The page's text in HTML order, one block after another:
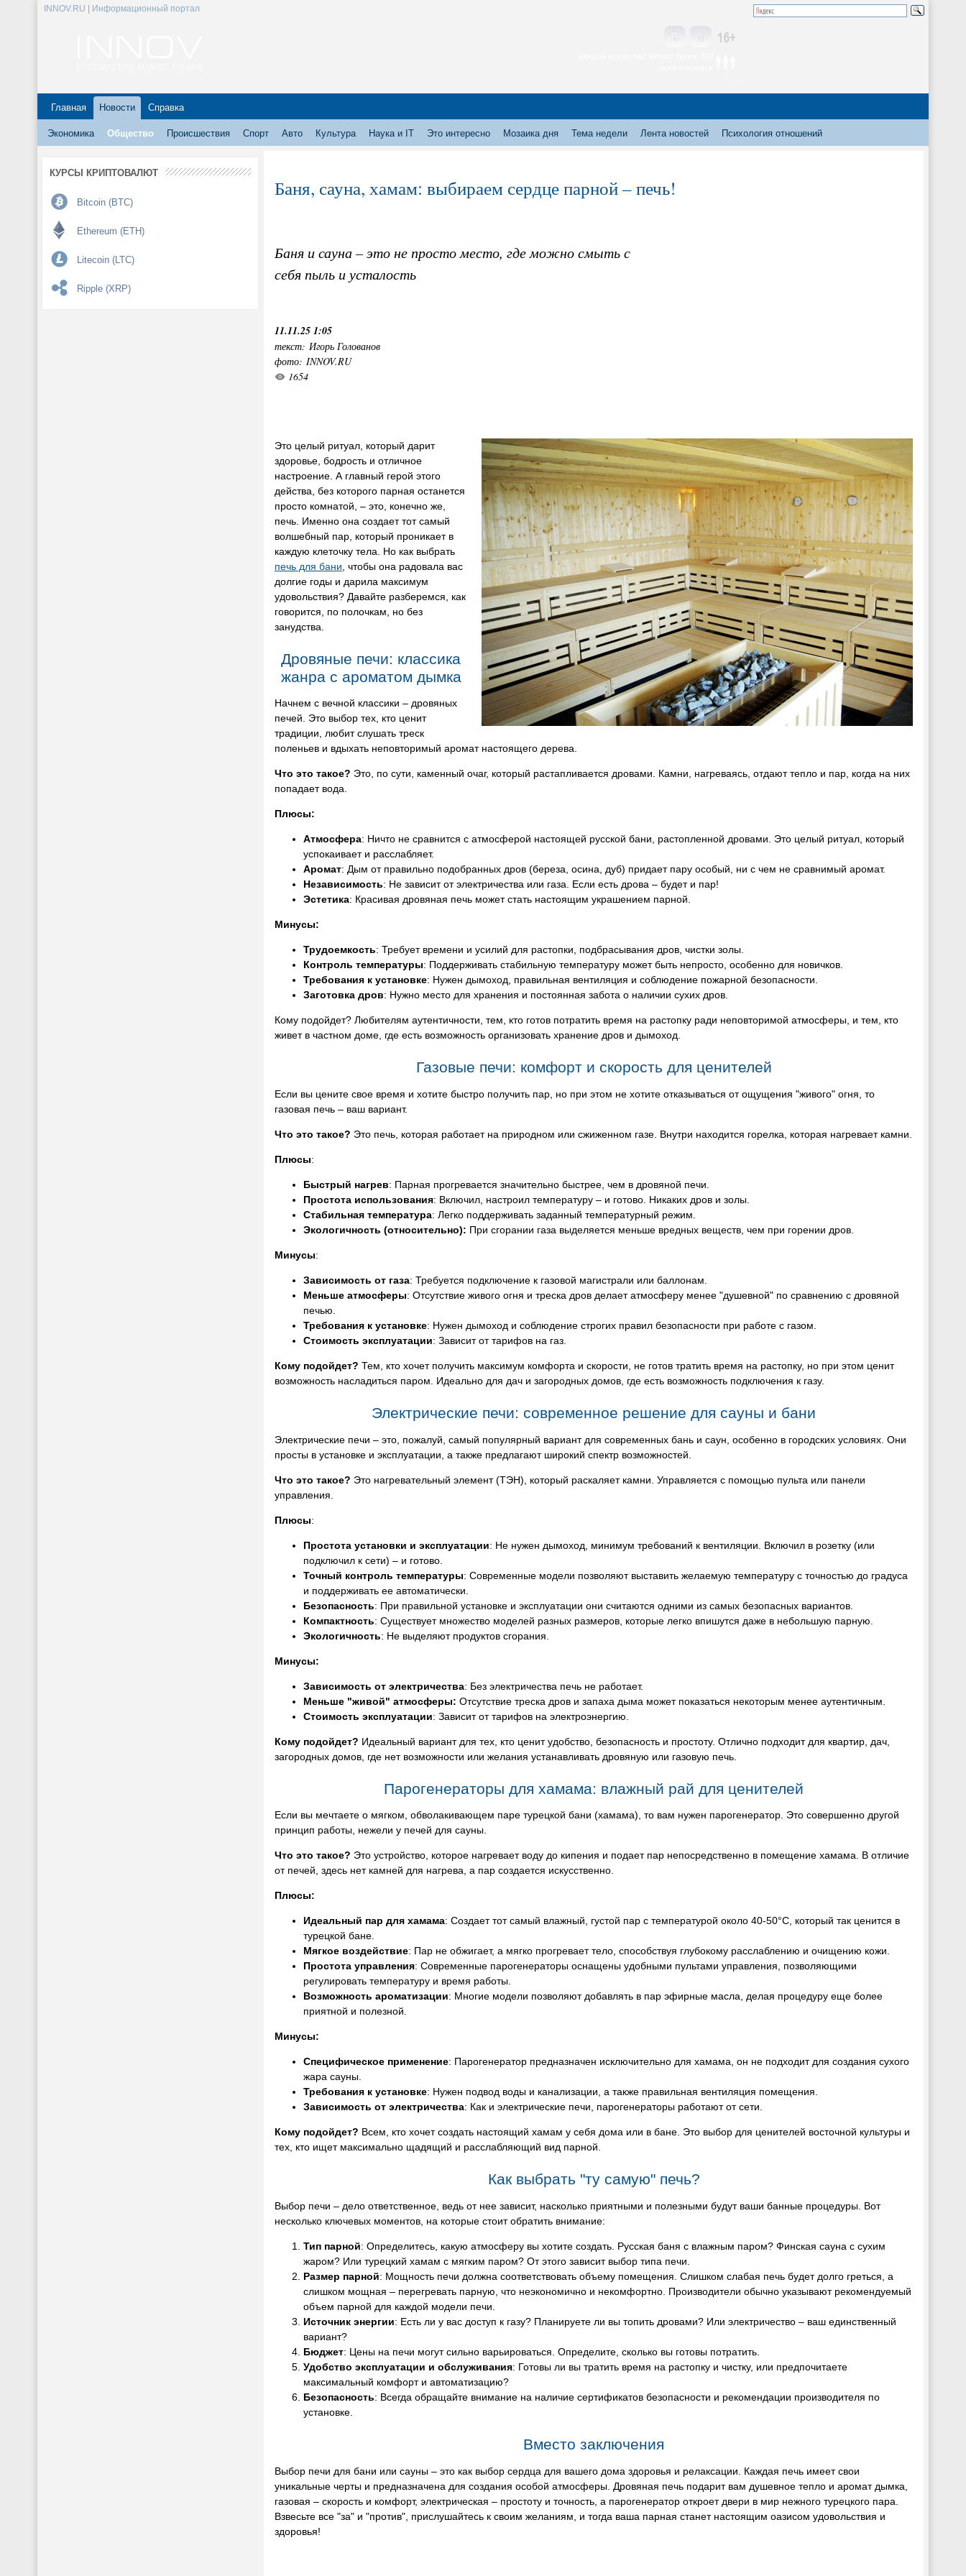
INNOV.RU | Информационный портал
Главная Новости Справка
Экономика Общество Происшествия Спорт Авто Культура Наука и IT Это интересно Мозаика дня Тема недели Лента новостей Психология отношений
КУРСЫ КРИПТОВАЛЮТ
Bitcoin (BTC)
Ethereum (ETH)
Litecoin (LTC)
Ripple (XRP)
Баня, сауна, хамам: выбираем сердце парной – печь!
Баня и сауна – это не просто место, где можно смыть с
себя пыль и усталость
11.11.25 1:05
текст: Игорь Голованов
фото: INNOV.RU
1654
Это целый ритуал, который дарит
здоровье, бодрость и отличное
настроение. А главный герой этого
действа, без которого парная останется
просто комнатой, – это, конечно же,
печь. Именно она создает тот самый
волшебный пар, который проникает в
каждую клеточку тела. Но как выбрать
печь для бани , чтобы она радовала вас
долгие годы и дарила максимум
удовольствия? Давайте разберемся, как
говорится, по полочкам, но без
занудства.
Дровяные печи: классика
жанра с ароматом дымка
Начнем с вечной классики – дровяных
печей. Это выбор тех, кто ценит
традиции, любит слушать треск
поленьев и вдыхать неповторимый аромат настоящего дерева.
Что это такое? Это, по сути, каменный очаг, который растапливается дровами. Камни, нагреваясь, отдают тепло и пар, когда на них
попадает вода.
Плюсы:
Атмосфера: Ничто не сравнится с атмосферой настоящей русской бани, растопленной дровами. Это целый ритуал, который
успокаивает и расслабляет.
Аромат: Дым от правильно подобранных дров (береза, осина, дуб) придает пару особый, ни с чем не сравнимый аромат.
Независимость: Не зависит от электричества или газа. Если есть дрова – будет и пар!
Эстетика: Красивая дровяная печь может стать настоящим украшением парной.
Минусы:
Трудоемкость: Требует времени и усилий для растопки, подбрасывания дров, чистки золы.
Контроль температуры: Поддерживать стабильную температуру может быть непросто, особенно для новичков.
Требования к установке: Нужен дымоход, правильная вентиляция и соблюдение пожарной безопасности.
Заготовка дров: Нужно место для хранения и постоянная забота о наличии сухих дров.
Кому подойдет? Любителям аутентичности, тем, кто готов потратить время на растопку ради неповторимой атмосферы, и тем, кто
живет в частном доме, где есть возможность организовать хранение дров и дымоход.
Газовые печи: комфорт и скорость для ценителей
Если вы цените свое время и хотите быстро получить пар, но при этом не хотите отказываться от ощущения "живого" огня, то
газовая печь – ваш вариант.
Что это такое? Это печь, которая работает на природном или сжиженном газе. Внутри находится горелка, которая нагревает камни.
Плюсы:
Быстрый нагрев: Парная прогревается значительно быстрее, чем в дровяной печи.
Простота использования: Включил, настроил температуру – и готово. Никаких дров и золы.
Стабильная температура: Легко поддерживать заданный температурный режим.
Экологичность (относительно): При сгорании газа выделяется меньше вредных веществ, чем при горении дров.
Минусы:
Зависимость от газа: Требуется подключение к газовой магистрали или баллонам.
Меньше атмосферы: Отсутствие живого огня и треска дров делает атмосферу менее "душевной" по сравнению с дровяной
печью.
Требования к установке: Нужен дымоход и соблюдение строгих правил безопасности при работе с газом.
Стоимость эксплуатации: Зависит от тарифов на газ.
Кому подойдет? Тем, кто хочет получить максимум комфорта и скорости, не готов тратить время на растопку, но при этом ценит
возможность насладиться паром. Идеально для дач и загородных домов, где есть возможность подключения к газу.
Электрические печи: современное решение для сауны и бани
Электрические печи – это, пожалуй, самый популярный вариант для современных бань и саун, особенно в городских условиях. Они
просты в установке и эксплуатации, а также предлагают широкий спектр возможностей.
Что это такое? Это нагревательный элемент (ТЭН), который раскаляет камни. Управляется с помощью пульта или панели
управления.
Плюсы:
Простота установки и эксплуатации: Не нужен дымоход, минимум требований к вентиляции. Включил в розетку (или
подключил к сети) – и готово.
Точный контроль температуры: Современные модели позволяют выставить желаемую температуру с точностью до градуса
и поддерживать ее автоматически.
Безопасность: При правильной установке и эксплуатации они считаются одними из самых безопасных вариантов.
Компактность: Существует множество моделей разных размеров, которые легко впишутся даже в небольшую парную.
Экологичность: Не выделяют продуктов сгорания.
Минусы:
Зависимость от электричества: Без электричества печь не работает.
Меньше "живой" атмосферы: Отсутствие треска дров и запаха дыма может показаться некоторым менее аутентичным.
Стоимость эксплуатации: Зависит от тарифов на электроэнергию.
Кому подойдет? Идеальный вариант для тех, кто ценит удобство, безопасность и простоту. Отлично подходит для квартир, дач,
загородных домов, где нет возможности или желания устанавливать дровяную или газовую печь.
Парогенераторы для хамама: влажный рай для ценителей
Если вы мечтаете о мягком, обволакивающем паре турецкой бани (хамама), то вам нужен парогенератор. Это совершенно другой
принцип работы, нежели у печей для сауны.
Что это такое? Это устройство, которое нагревает воду до кипения и подает пар непосредственно в помещение хамама. В отличие
от печей, здесь нет камней для нагрева, а пар создается искусственно.
Плюсы:
Идеальный пар для хамама: Создает тот самый влажный, густой пар с температурой около 40-50°C, который так ценится в
турецкой бане.
Мягкое воздействие: Пар не обжигает, а мягко прогревает тело, способствуя глубокому расслаблению и очищению кожи.
Простота управления: Современные парогенераторы оснащены удобными пультами управления, позволяющими
регулировать температуру и время работы.
Возможность ароматизации: Многие модели позволяют добавлять в пар эфирные масла, делая процедуру еще более
приятной и полезной.
Минусы:
Специфическое применение: Парогенератор предназначен исключительно для хамама, он не подходит для создания сухого
жара сауны.
Требования к установке: Нужен подвод воды и канализации, а также правильная вентиляция помещения.
Зависимость от электричества: Как и электрические печи, парогенераторы работают от сети.
Кому подойдет? Всем, кто хочет создать настоящий хамам у себя дома или в бане. Это выбор для ценителей восточной культуры и
тех, кто ищет максимально щадящий и расслабляющий вид парной.
Как выбрать "ту самую" печь?
Выбор печи – дело ответственное, ведь от нее зависит, насколько приятными и полезными будут ваши банные процедуры. Вот
несколько ключевых моментов, на которые стоит обратить внимание:
Тип парной: Определитесь, какую атмосферу вы хотите создать. Русская баня с влажным паром? Финская сауна с сухим
жаром? Или турецкий хамам с мягким паром? От этого зависит выбор типа печи.
Размер парной: Мощность печи должна соответствовать объему помещения. Слишком слабая печь будет долго греться, а
слишком мощная – перегревать парную, что неэкономично и некомфортно. Производители обычно указывают рекомендуемый
объем парной для каждой модели печи.
Источник энергии: Есть ли у вас доступ к газу? Планируете ли вы топить дровами? Или электричество – ваш единственный
вариант?
Бюджет: Цены на печи могут сильно варьироваться. Определите, сколько вы готовы потратить.
Удобство эксплуатации и обслуживания: Готовы ли вы тратить время на растопку и чистку, или предпочитаете
максимальный комфорт и автоматизацию?
Безопасность: Всегда обращайте внимание на наличие сертификатов безопасности и рекомендации производителя по
установке.
Вместо заключения
Выбор печи для бани или сауны – это как выбор сердца для вашего дома здоровья и релаксации. Каждая печь имеет свои
уникальные черты и предназначена для создания особой атмосферы. Дровяная печь подарит вам душевное тепло и аромат дымка,
газовая – скорость и комфорт, электрическая – простоту и точность, а парогенератор откроет двери в мир нежного турецкого пара.
Взвесьте все "за" и "против", прислушайтесь к своим желаниям, и тогда ваша парная станет настоящим оазисом удовольствия и
здоровья!